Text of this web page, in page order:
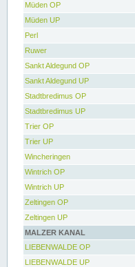
Müden OP
Müden UP
Perl
Ruwer
Sankt Aldegund OP
Sankt Aldegund UP
Stadtbredimus OP
Stadtbredimus UP
Trier OP
Trier UP
Wincheringen
Wintrich OP
Wintrich UP
Zeltingen OP
Zeltingen UP
MALZER KANAL
LIEBENWALDE OP
LIEBENWALDE UP